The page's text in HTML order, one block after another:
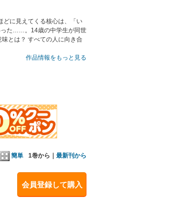
どに見えてくる核心は、「い
った……。14歳の中学生が同世
とは？ すべての人に向き合
作品情報をもっと見る
簡単 1巻から｜ 最新刊から
会員登録して購入